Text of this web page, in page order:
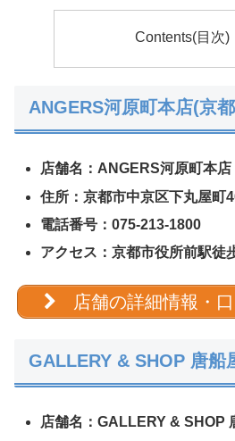
Contents(目次)
ANGERS河原町本店(京
店舗名：ANGERS河原町本店
住所：京都市中京区下丸屋町
電話番号：075-213-1800
アクセス：京都市役所前駅徒
店舗の詳細情報・
GALLERY & SHOP 唐船
店舗名：GALLERY & SHOP